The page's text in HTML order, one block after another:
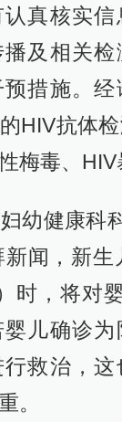
真核实信
及相关检
措施。经
HIV抗体检
梅毒、HIV
幼健康科
闻，新生
时，将对
儿确诊为
救治，这
。